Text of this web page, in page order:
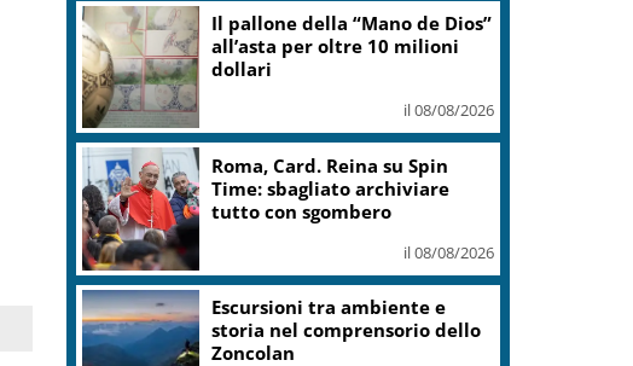
Il pallone della “Mano de Dios”
all’asta per oltre 10 milioni
dollari
il 08/08/2026
Roma, Card. Reina su Spin
Time: sbagliato archiviare
tutto con sgombero
il 08/08/2026
Escursioni tra ambiente e
storia nel comprensorio dello
Zoncolan